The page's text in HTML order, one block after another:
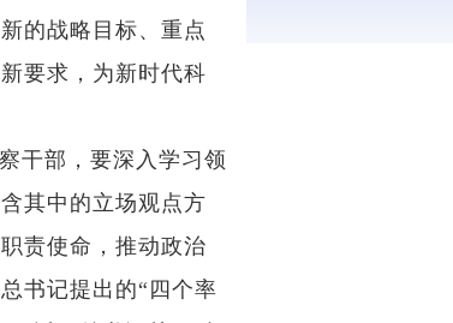
的战略目标、重点
要求，为新时代科
干部， 要深入学习领
其中的立场观点方
责使命，推动政治
书记提出的“四个率